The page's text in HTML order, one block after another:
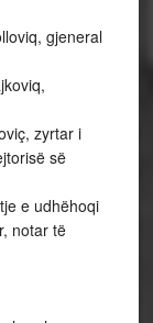
gjeneral
zyrtar i
së
e udhëhoqi
notar të